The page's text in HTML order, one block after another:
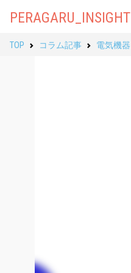
PERAGARU_INSIGHT
TOP コラム記事 電気機器